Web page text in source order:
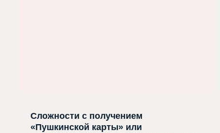
Сложности с получением
«Пушкинской карты» или